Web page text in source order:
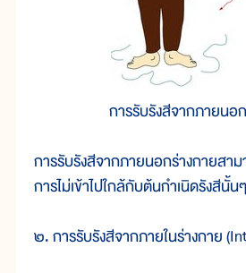
การรับรังสีจากภายนอ
การรับรังสีจากภายนอกร่างกายสาม
การไม่เข้าไปใกล้กับต้นกำเนิดรังสีนั้นๆ
๒. การรับรังสีจากภายในร่างกาย